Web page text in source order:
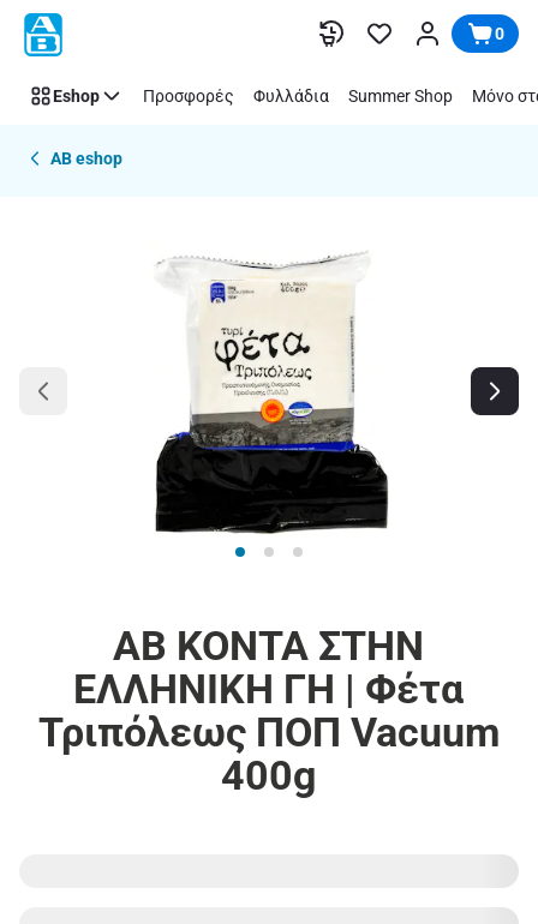
Παράλειψη 0
Eshop Προσφορές Φυλλάδια Summer Shop Μόνο
AB eshop
ΑΒ ΚΟΝΤΑ ΣΤΗΝ
ΕΛΛΗΝΙΚΗ ΓΗ | Φέτα
Τριπόλεως ΠΟΠ Vacuum
400g